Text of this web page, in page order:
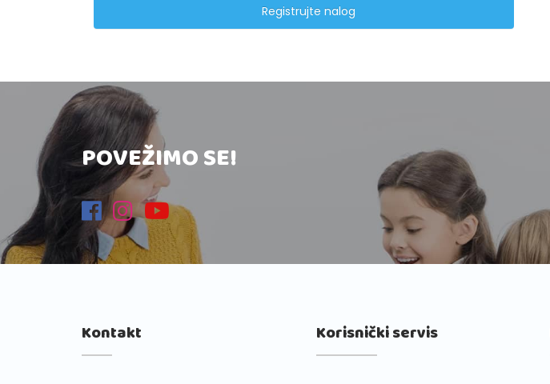
Registrujte nalog
POVEŽIMO SE!
Kontakt Korisnički servis